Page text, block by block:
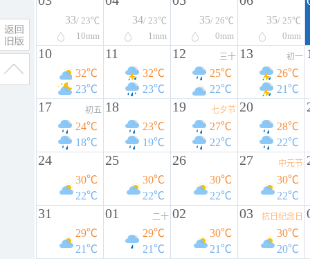
33/ 23℃
10mm
34/ 23℃
1mm
35/ 26℃
0mm
35/ 25℃
0mm
10
32℃
23℃
11
32℃
23℃
12 三十
25℃
22℃
13 初一
26℃
21℃
17 初五
24℃
18℃
18
23℃
19℃
19 七夕节
27℃
22℃
20
28℃
22℃
24
30℃
22℃
25
30℃
22℃
26
30℃
22℃
27 中元节
30℃
22℃
31
29℃
21℃
01 二十
29℃
21℃
02
30℃
21℃
03 抗日纪念日
30℃
20℃